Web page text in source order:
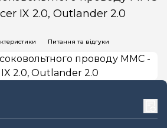
IX 2.0, Outlander 2.0
Питання та відгуки